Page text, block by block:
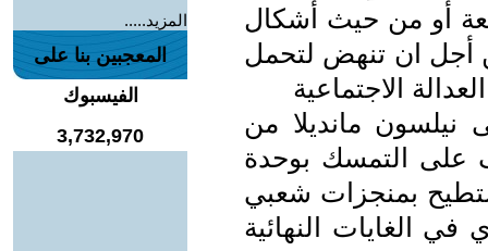
أو من حيث أشكال
أجل ان تنهض لتحمل
الاجتماعية
مانديلا من
على التمسك بوحدة
بمنجزات شعبي
الغايات النهائية
المزيد.....
المعجبين بنا على
الفيسبوك
3,732,970